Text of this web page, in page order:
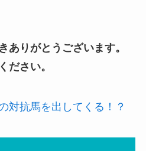
ありがとうございます。
ださい。
対抗馬を出してくる！？